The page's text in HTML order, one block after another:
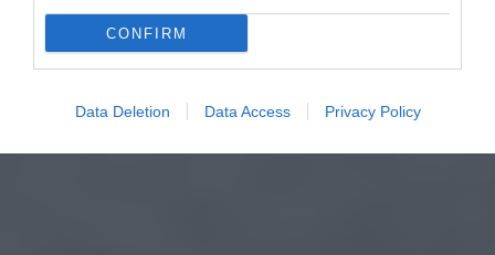
CONFIRM
Data Deletion Data Access Privacy Policy